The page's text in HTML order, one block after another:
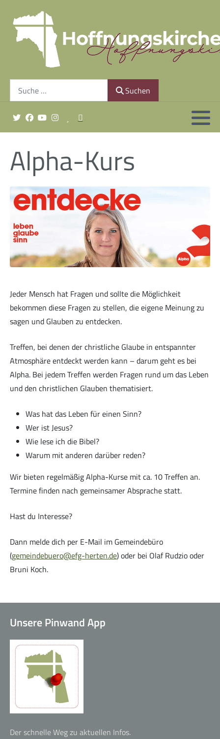
Suchen
Alpha-Kurs
Jeder Mensch hat Fragen und sollte die Möglichkeit
bekommen diese Fragen zu stellen, die eigene Meinung zu
sagen und Glauben zu entdecken.
Treffen, bei denen der christliche Glaube in entspannter
Atmosphäre entdeckt werden kann – darum geht es bei
Alpha. Bei jedem Treffen werden Fragen rund um das Leben
und den christlichen Glauben thematisiert.
Was hat das Leben für einen Sinn?
Wer ist Jesus?
Wie lese ich die Bibel?
Warum mit anderen darüber reden?
Wir bieten regelmäßig Alpha-Kurse mit ca. 10 Treffen an.
Termine finden nach gemeinsamer Absprache statt.
Hast du Interesse?
Dann melde dich per E-Mail im Gemeindebüro
(gemeindebuero@efg-herten.de) oder bei Olaf Rudzio oder
Bruni Koch.
Unsere Pinwand App
Der schnelle Weg zu aktuellen Infos.
Gottesdienst sonntags um 10:30 Uhr
Minis & Co.
Musik zur Ehre Gottes
HoffnungsKids
Kleingruppen
Alpha-Kurs
Life Church
Café der guten Hoffnung
Gemeindeleitung
Finanzierung